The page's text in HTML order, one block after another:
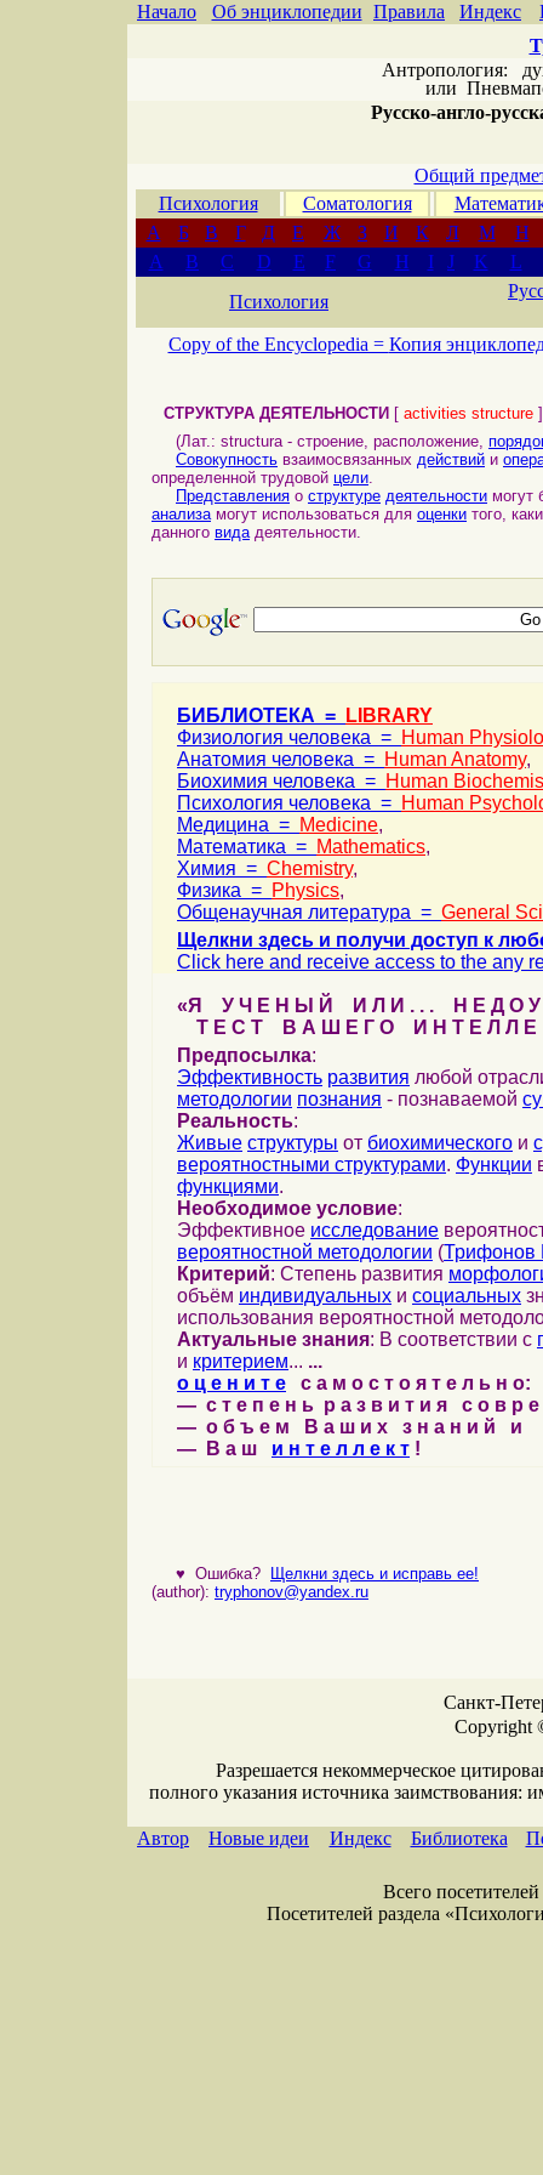
Начало Об энциклопедии Правила Индекс
Антропология:
или
Русско-англо-
Общий
Психология
Соматология
А
Б В Г Д Е Ж З И К Л М
Н
A
B C D E F G H I J K
L
Психология
Copy of the Encyclopedia = Копия
СТРУКТУРА ДЕЯТЕЛЬНОСТИ [ activities structure ]
(Лат.: structura - строение, расположение,
Совокупность взаимосвязанных действий и
определенной трудовой цели.
Представления о структуре деятельности могут
анализамогут использоваться для оценки того,
данного видадеятельности.
БИБЛИОТЕКА =
LIBRARY
Физиология человека = Human
Анатомия человека = Human Anatomy,
Биохимия человека = Human
Психология человека = Human
Медицина = Medicine,
Математика = Mathematics,
Химия = Chemistry,
Физика = Physics,
Общенаучная литература = General
Щелкни здесь и получи доступ к
Click here and receive access to the any
«Я У Ч Е Н Ы Й И Л И . . . Н Е Д О У
Т Е С Т В А Ш Е Г О И Н Т Е Л Л Е
Предпосылка:
Эффективность развития любой
методологии познания - познаваемой
Реальность:
Живые структуры от биохимического и
вероятностными структурами. Функции
функциями.
Необходимое условие:
Эффективное исследование
вероятностной методологии (Трифонов
Критерий: Степень развития
объём индивидуальных и социальных
использования вероятностной
Актуальные знания: В соответствии с
и критерием... ...
о ц е н и т е с а м о с т о я т е л ь н о:
— с т е п е н ь р а з в и т и я с о в р
— о б ъ е м В а ш и х з н а н и й и
— В а ш и н т е л л е к т !
♥ Ошибка?
Щелкни здесь и исправь ее!
(author): tryphonov@yandex.ru
Санкт-
Copyright
Разрешается некоммерческое
полного указания источника заимствования:
Автор Новые идеи Индекс Библиотека
Всего
Посетителей раздела